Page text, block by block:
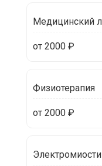
Медицинский
от 2000 ₽
Физиотерапия
от 2000 ₽